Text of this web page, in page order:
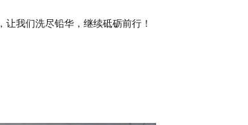
，让我们洗尽铅华，继续砥砺前行！